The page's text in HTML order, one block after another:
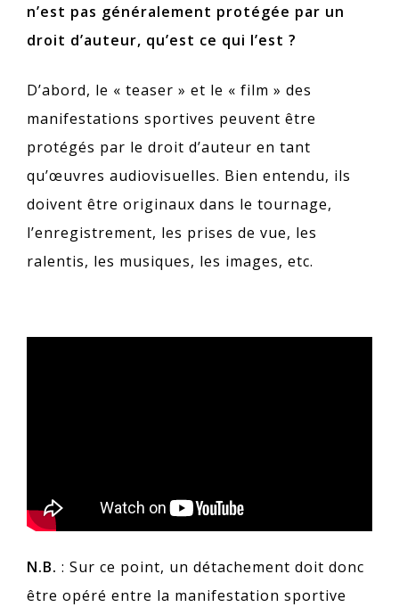
n’est pas généralement protégée par un
droit d’auteur, qu’est ce qui l’est ?
D’abord, le « teaser » et le « film » des
manifestations sportives peuvent être
protégés par le droit d’auteur en tant
qu’œuvres audiovisuelles. Bien entendu, ils
doivent être originaux dans le tournage,
l’enregistrement, les prises de vue, les
ralentis, les musiques, les images, etc.
N.B. : Sur ce point, un détachement doit donc
être opéré entre la manifestation sportive